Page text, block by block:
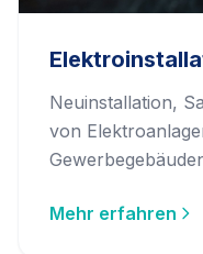
Neuinstallation,
von
Mehr erfahren